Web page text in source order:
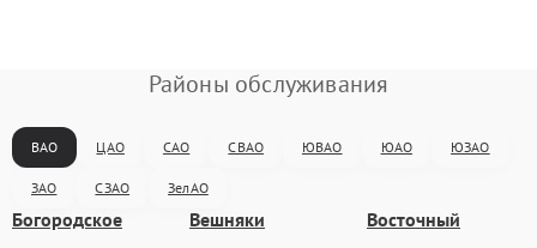
Районы обслуживания
ВАО ЦАО САО СВАО ЮВАО ЮАО ЮЗАО
ЗАО СЗАО ЗелАО
Богородское Вешняки
Восточный